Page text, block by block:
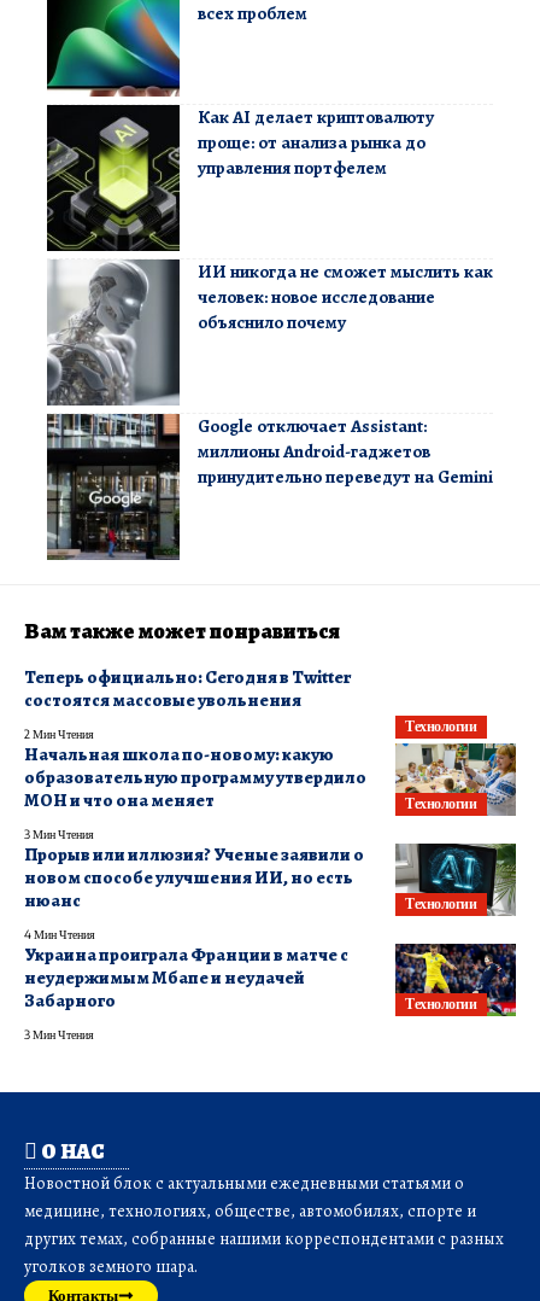
всех проблем
Как AI делает криптовалюту
проще: от анализа рынка до
управления портфелем
ИИ никогда не сможет мыслить как
человек: новое исследование
объяснило почему
Google отключает Assistant:
миллионы Android-гаджетов
принудительно переведут на Gemini
Вам также может понравиться
Технологии
Теперь официально: Сегодня в Twitter
состоятся массовые увольнения
2 Мин Чтения
Технологии
Начальная школа по-новому: какую
образовательную программу утвердило
МОН и что она меняет
3 Мин Чтения
Технологии
Прорыв или иллюзия? Ученые заявили о
новом способе улучшения ИИ, но есть
нюанс
4 Мин Чтения
Технологии
Украина проиграла Франции в матче с
неудержимым Мбапе и неудачей
Забарного
3 Мин Чтения
О НАС
Новостной блок с актуальными ежедневными статьями о
медицине, технологиях, обществе, автомобилях, спорте и
других темах, собранные нашими корреспондентами с разных
уголков земного шара.
Контакты